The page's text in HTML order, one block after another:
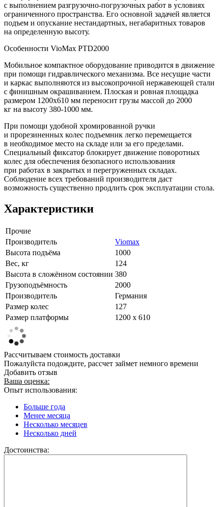
с выполнением разгрузочно-погрузочных работ в условиях
ограниченного пространства. Его основной задачей является
подъем и опускание нестандартных, негабаритных товаров
на определенную высоту.
Особенности VioMax PTD2000
Мобильное компактное оборудование приводится в движение
при помощи гидравлического механизма. Все несущие части
и каркас выполняются из высокопрочной нержавеющей стали
с финишным окрашиванием. Плоская и ровная площадка
размером 1200х610 мм переносит грузы массой до 2000
кг на высоту 380-1000 мм.
При помощи удобной хромированной ручки
и прорезиненных колес подъемник легко перемещается
в необходимое место на складе или за его пределами.
Специальный фиксатор блокирует движение поворотных
колес для обеспечения безопасного использования
при работах в закрытых и перегруженных складах.
Соблюдение всех требований производителя даст
возможность существенно продлить срок эксплуатации стола.
Характеристики
Прочие
Производитель
Viomax
Высота подъёма
1000
Вес, кг
124
Высота в сложённом состоянии 380
Грузоподъёмность
2000
Производитель
Германия
Размер колес
127
Размер платформы
1200 х 610
Рассчитываем стоимость доставки
Пожалуйста подождите, рассчет займет немного времени
Добавить отзыв
Ваша оценка:
Опыт использования:
Больше года
Менее месяца
Несколько месяцев
Несколько дней
Достоинства: